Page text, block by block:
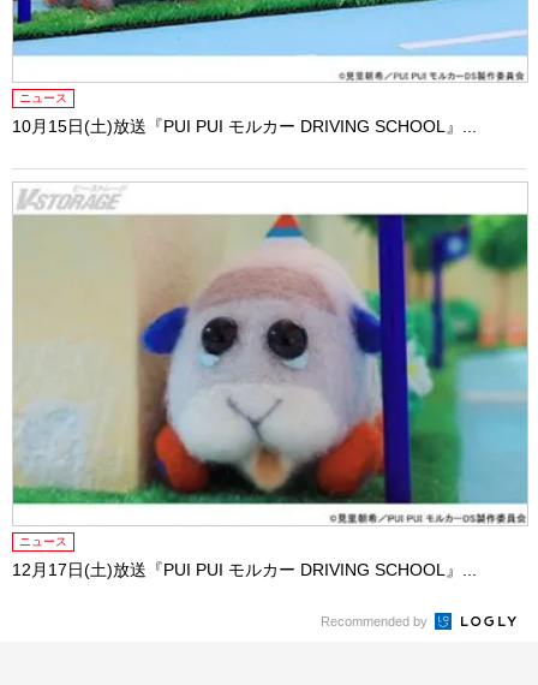
ニュース
10月15日(土)放送『PUI PUI モルカー DRIVING SCHOOL』...
ニュース
12月17日(土)放送『PUI PUI モルカー DRIVING SCHOOL』...
Recommended by